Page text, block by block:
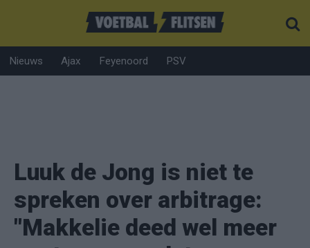
Nieuws Ajax Feyenoord PSV
Luuk de Jong is niet te
spreken over arbitrage:
"Makkelie deed wel meer